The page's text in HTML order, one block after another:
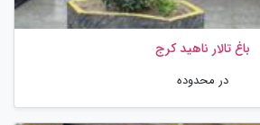
باغ تالار ناهید کرج
در محدوده